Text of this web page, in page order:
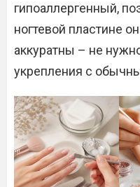
гипоаллергенный,
ногтевой пластине
аккуратны – не
укрепления с